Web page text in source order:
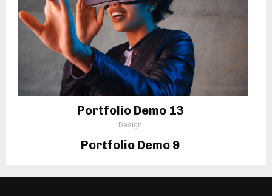
Portfolio Demo 13
Design
Portfolio Demo 9